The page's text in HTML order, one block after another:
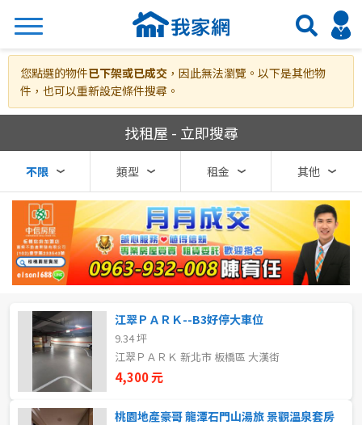
搜尋
縣市
不限
基隆市
宜蘭縣
區域
不限
您點選的物件已下架或已成交 ，因此無法瀏覽。以下是其他物
件，也可以重新設定條件搜尋。
我家網房屋租賃
找租屋 - 立即搜尋
不限 類型 租金 其他
江翠ＰＡＲＫ--B3好停大車位
9.34 坪
江翠ＰＡＲＫ 新北市 板橋區 大漢街
4,300 元
桃園地產豪哥 龍潭石門山湯旅 景觀溫泉套房